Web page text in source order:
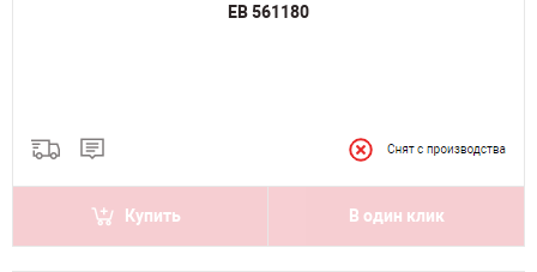
EB 561180
Купить В один клик